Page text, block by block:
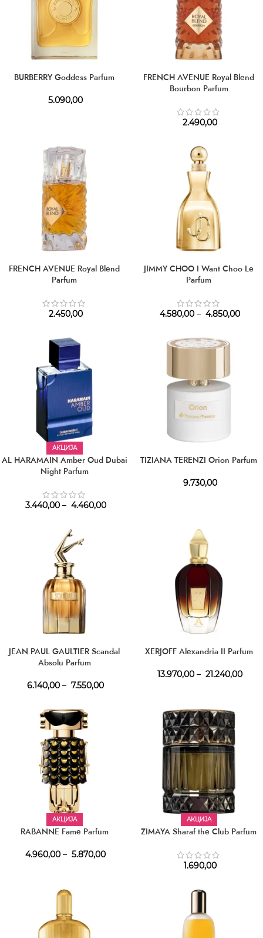
BURBERRY Goddess Parfum
5.090,00
FRENCH AVENUE Royal Blend
Bourbon Parfum
2.490,00
FRENCH AVENUE Royal Blend
Parfum
2.450,00
JIMMY CHOO I Want Choo Le
Parfum
4.580,00 – 4.850,00
АКЦИЈА
AL HARAMAIN Amber Oud Dubai
Night Parfum
3.440,00 – 4.460,00
TIZIANA TERENZI Orion Parfum
9.730,00
JEAN PAUL GAULTIER Scandal
Absolu Parfum
6.140,00 – 7.550,00
XERJOFF Alexandria II Parfum
13.970,00 – 21.240,00
АКЦИЈА
RABANNE Fame Parfum
4.960,00 – 5.870,00
АКЦИЈА
ZIMAYA Sharaf the Club Parfum
1.690,00